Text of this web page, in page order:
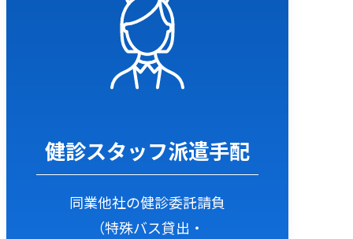
健診スタッフ派遣手配
同業他社の健診委託請負
（特殊バス貸出・